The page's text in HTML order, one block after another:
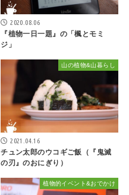
2020.08.06
『植物一日一題』の「楓とモミ
ジ」
山の植物&山暮らし
2021.04.16
チュン太郎のウコギご飯（『鬼滅
の刃』のおにぎり）
植物的イベント&おでかけ